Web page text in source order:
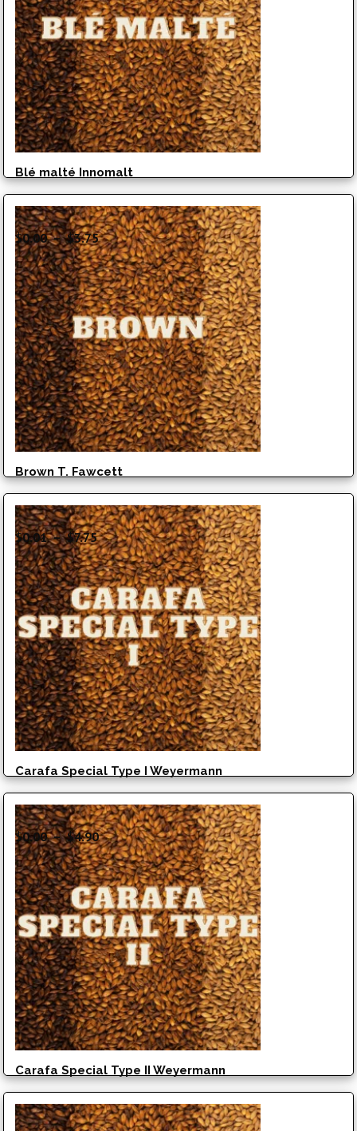
à
$8.20
Blé malté Innomalt
$0.00 – $3.75Plage
de
prix :
$0.00
à
$3.75
Brown T. Fawcett
$0.01 – $7.75Plage
de
prix :
$0.01
à
$7.75
Carafa Special Type I Weyermann
$0.00 – $4.90Plage
de
prix :
$0.00
à
$4.90
Carafa Special Type II Weyermann